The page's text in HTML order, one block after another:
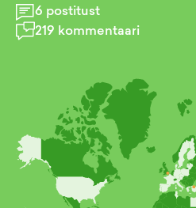
6 postitust
219 kommentaari